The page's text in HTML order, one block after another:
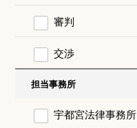
審判
交渉
担当事務所
宇都宮法律事務所